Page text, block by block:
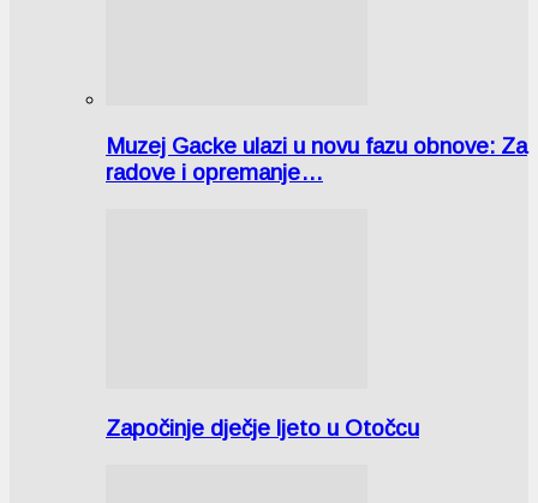
Muzej Gacke ulazi u novu fazu obnove: Za
radove i opremanje…
Započinje dječje ljeto u Otočcu